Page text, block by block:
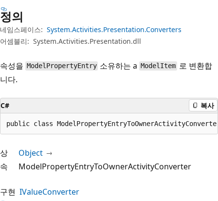
정의
네임스페이스: System.Activities.Presentation.Converters
어셈블리: System.Activities.Presentation.dll
속성을 ModelPropertyEntry 소유하는 a ModelItem 로 변환합
니다.
C# 복사
public class
상
속
Object
ModelPropertyEntryToOwnerActivityConverter
구현 IValueConverter